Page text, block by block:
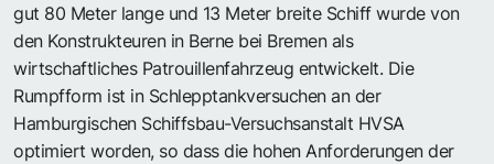
gut 80 Meter lange und 13 Meter breite Schiff wurde von
den Konstrukteuren in Berne bei Bremen als
wirtschaftliches Patrouillenfahrzeug entwickelt. Die
Rumpfform ist in Schlepptankversuchen an der
Hamburgischen Schiffsbau-Versuchsanstalt HVSA
optimiert worden, so dass die hohen Anforderungen der